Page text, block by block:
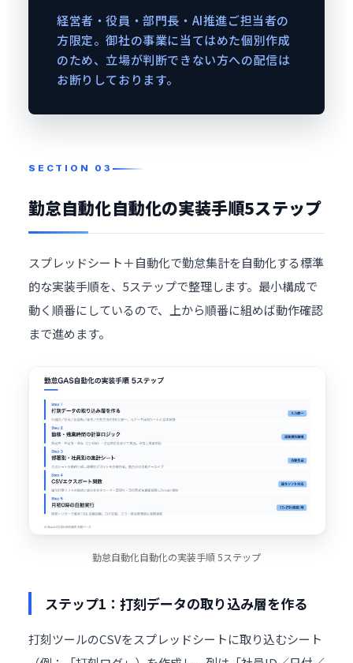
経営者・役員・部門長・AI推進ご担当者の
方限定。御社の事業に当てはめた個別作成
のため、立場が判断できない方への配信は
お断りしております。
勤怠自動化自動化の実装手順5ステップ
スプレッドシート＋自動化で勤怠集計を自動化する標準
的な実装手順を、5ステップで整理します。最小構成で
動く順番にしているので、上から順番に組めば動作確認
まで進めます。
勤怠自動化自動化の実装手順 5ステップ
ステップ1：打刻データの取り込み層を作る
打刻ツールのCSVをスプレッドシートに取り込むシート